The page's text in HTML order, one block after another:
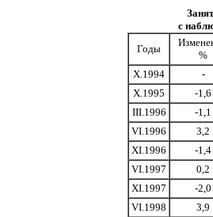
с
Годы
%
Х.1994
-
Х.1995
-1,6
III.1996
-1,1
VI.1996
3,2
XI.1996
-1,4
VI.1997
0,2
XI.1997
-2,0
VI.1998
3,9